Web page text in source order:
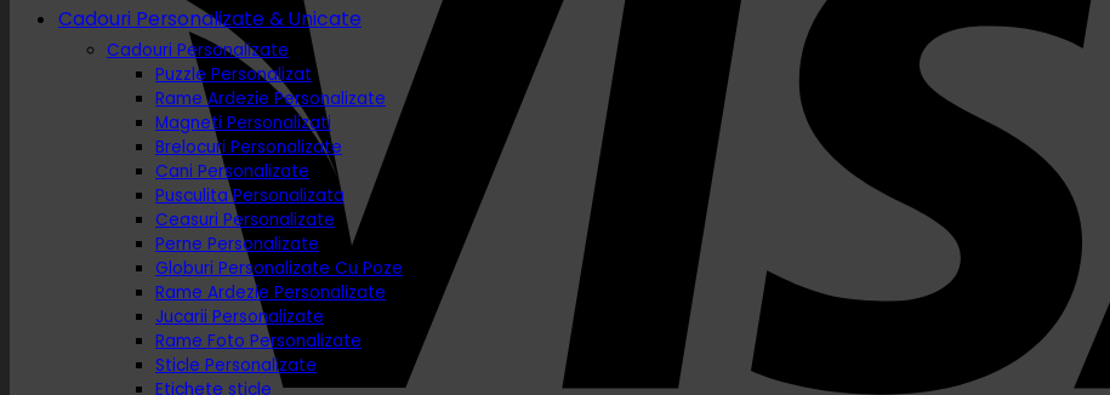
Cadouri Personalizate & Unicate
Cadouri Personalizate
Puzzle Personalizat
Rame Ardezie Personalizate
Magneti Personalizati
Brelocuri Personalizate
Cani Personalizate
Pusculita Personalizata
Ceasuri Personalizate
Perne Personalizate
Globuri Personalizate Cu Poze
Rame Ardezie Personalizate
Jucarii Personalizate
Rame Foto Personalizate
Sticle Personalizate
Etichete sticle